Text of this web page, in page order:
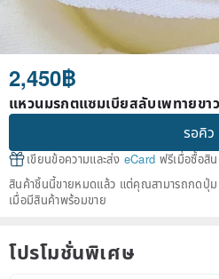
2,450฿
แหวนมรกตแซมเบียสลับเพทายขา
รอคิว
เขียนข้อความและส่ง eCard ฟรีเมื่อซื้อสิ
สินค้าชิ้นนี้ขายหมดแล้ว แต่คุณสามารถกดปุ่ม
เมื่อมีสินค้าพร้อมขาย
โปรโมชั่นพิเศษ